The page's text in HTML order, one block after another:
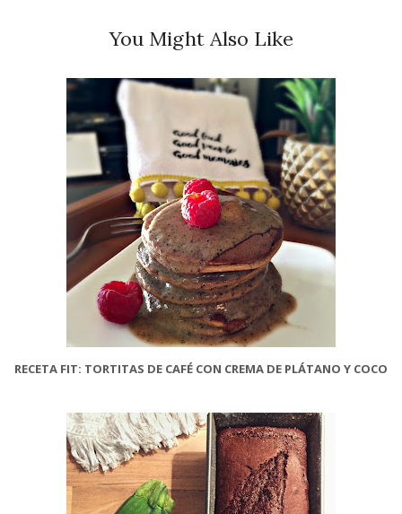
You Might Also Like
RECETA FIT: TORTITAS DE CAFÉ CON CREMA DE PLÁTANO Y COCO